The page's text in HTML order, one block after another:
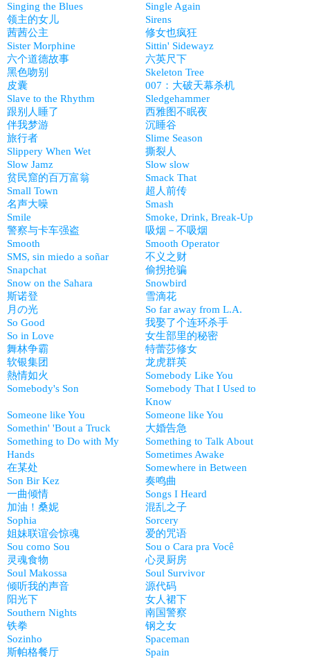
Singing the Blues
Single Again
领主的女儿
Sirens
茜茜公主
修女也疯狂
Sister Morphine
Sittin' Sidewayz
六个道德故事
六英尺下
黑色吻别
Skeleton Tree
皮囊
007：大破天幕杀机
Slave to the Rhythm
Sledgehammer
跟别人睡了
西雅图不眠夜
伴我梦游
沉睡谷
旅行者
Slime Season
Slippery When Wet
撕裂人
Slow Jamz
Slow slow
贫民窟的百万富翁
Smack That
Small Town
超人前传
名声大噪
Smash
Smile
Smoke, Drink, Break-Up
警察与卡车强盗
吸烟－不吸烟
Smooth
Smooth Operator
SMS, sin miedo a soñar
不义之财
Snapchat
偷拐抢骗
Snow on the Sahara
Snowbird
斯诺登
雪滴花
月の光
So far away from L.A.
So Good
我娶了个连环杀手
So in Love
女生部里的秘密
舞林争霸
特蕾莎修女
软银集团
龙虎群英
熱情如火
Somebody Like You
Somebody's Son
Somebody That I Used to
Know
Someone like You
Someone like You
Somethin' 'Bout a Truck
大婚告急
Something to Do with My
Hands
Something to Talk About
Sometimes Awake
在某处
Somewhere in Between
Son Bir Kez
奏鸣曲
一曲倾情
Songs I Heard
加油！桑妮
混乱之子
Sophia
Sorcery
姐妹联谊会惊魂
爱的咒语
Sou como Sou
Sou o Cara pra Você
灵魂食物
心灵厨房
Soul Makossa
Soul Survivor
倾听我的声音
源代码
阳光下
女人裙下
Southern Nights
南国警察
铁拳
钢之女
Sozinho
Spaceman
斯帕格餐厅
Spain